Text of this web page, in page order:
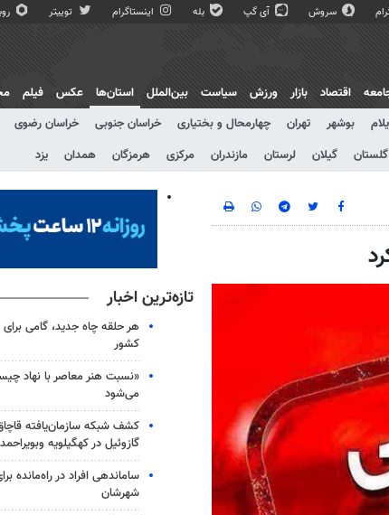
سروش آی گپ بله اینستاگرام توییتر
اقتصاد بازار ورزش سیاست بین‌الملل
استان‌ها
بوشهر تهران چهارمحال و بختیاری خراسان جنوبی خراسان رضوی
گلستان گیلان لرستان مازندران مرکزی هرمزگان همدان یزد
عکس فیلم
تازه‌ترین اخبار
هر حلقه چاه جدید، گامی برای
کشور
«نسبت هنر معاصر با نهاد
می‌شود
گازوئیل در کهگیلویه وبویراحمد
ساماندهی افراد در راه‌مانده
شهرشان